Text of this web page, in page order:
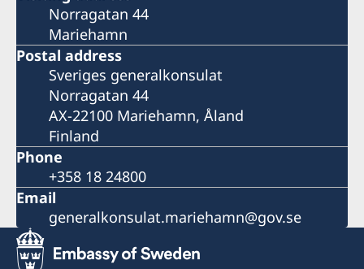
Norragatan 44
Mariehamn
Postal address
Sveriges generalkonsulat
Norragatan 44
AX-22100 Mariehamn, Åland
Finland
Phone
+358 18 24800
Email
generalkonsulat.mariehamn@gov.se